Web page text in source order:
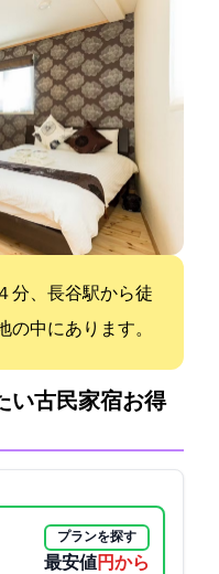
分、長谷駅から徒
の中にあります。
い古民家宿:お得
プランを探す
最安値6849円から